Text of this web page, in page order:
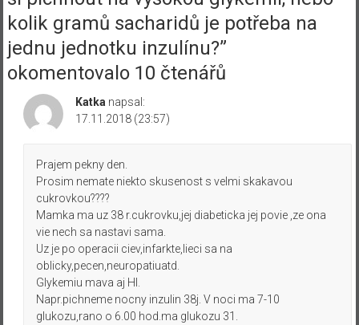
kolik gramů sacharidů je potřeba na
jednu jednotku inzulínu?”
okomentovalo 10 čtenářů
Katka napsal:
17.11.2018 (23:57)
Prajem pekny den.
Prosim nemate niekto skusenost s velmi skakavou
cukrovkou????
Mamka ma uz 38 r.cukrovku,jej diabeticka jej povie ,ze ona
vie nech sa nastavi sama.
Uz je po operacii ciev,infarkte,lieci sa na
oblicky,pecen,neuropatiuatd.
Glykemiu mava aj HI.
Napr.pichneme nocny inzulin 38j. V noci ma 7-10
glukozu,rano o 6.00 hod.ma glukozu 31.